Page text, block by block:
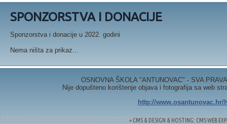
SPONZORSTVA I DONACIJE
Sponzorstva i donacije u 2022. godini
Nema ništa za prikaz...
OSNOVNA ŠKOLA "ANTUNOVAC" - SVA
Nije dopušteno korištenje objava i fotografija sa web
http://www.osantunovac.hr/
= CMS & DESIGN & HOSTING: CMS WEB